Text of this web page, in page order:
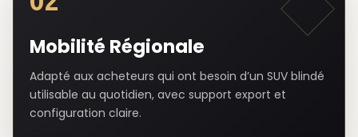
Mobilité Régionale
Adapté aux acheteurs qui ont besoin d’un SUV blindé
utilisable au quotidien, avec support export et
configuration claire.